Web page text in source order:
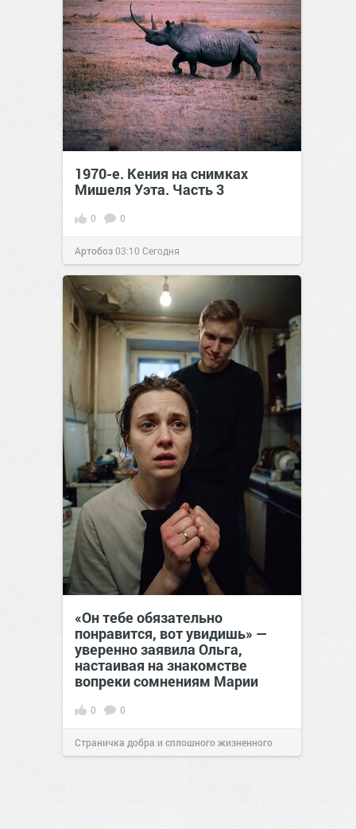
1970-е. Кения на снимках
Мишеля Уэта. Часть 3
0 0
Артобоз03:10 Сегодня
«Он тебе обязательно
понравится, вот увидишь» —
уверенно заявила Ольга,
настаивая на знакомстве
вопреки сомнениям Марии
0 0
Страничка добра и сплошного жизненного